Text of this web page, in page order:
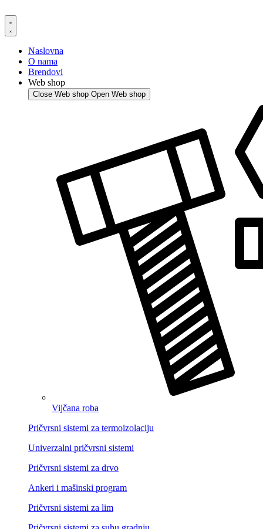
to
content
Naslovna
O nama
Brendovi
Web shop
Close Web shop Open Web shop
Vijčana roba
Pričvrsni sistemi za termoizolaciju
Univerzalni pričvrsni sistemi
Pričvrsni sistemi za drvo
Ankeri i mašinski program
Pričvrsni sistemi za lim